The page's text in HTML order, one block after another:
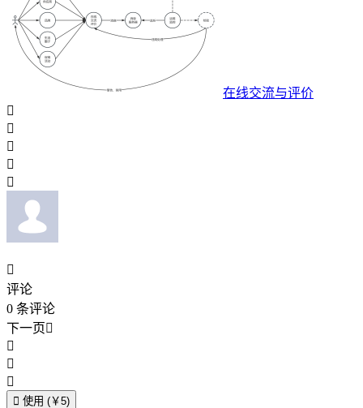
在线交流与评价






评论
0 条评论
下一页



 使用 (￥5)